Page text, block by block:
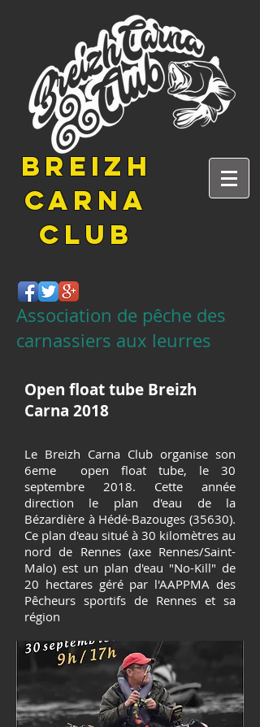
BREIZH
CARNA
CLUB
Association de pêche des
carnassiers aux leurres
Open float tube Breizh
Carna 2018
Le Breizh Carna Club organise son
6eme open float tube, le 30
septembre 2018. Cette année
direction le plan d'eau de la
Bézardière à Hédé-Bazouges (35630).
Ce plan d'eau situé à 30 kilomètres au
nord de Rennes (axe Rennes/Saint-
Malo) est un plan d'eau "No-Kill" de
20 hectares géré par l'AAPPMA des
Pêcheurs sportifs de Rennes et sa
région